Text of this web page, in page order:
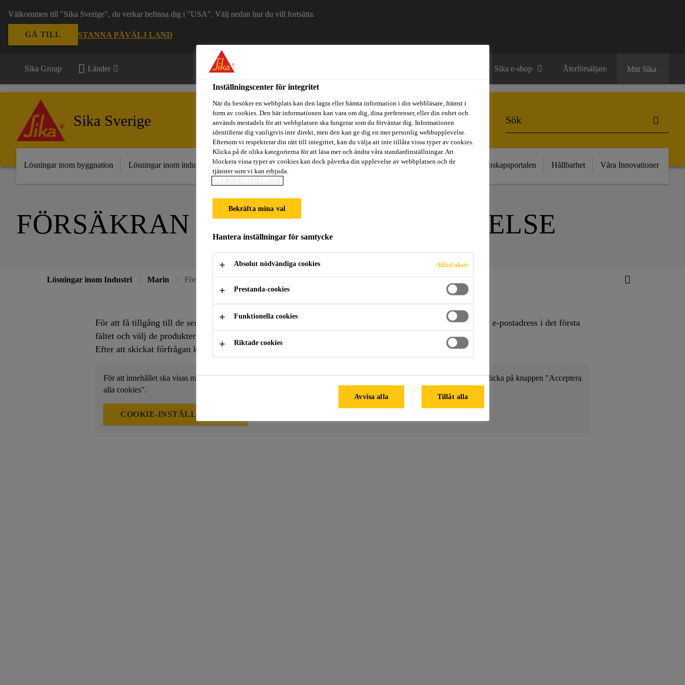
Välkommen till "Sika Sverige", du verkar befinna dig i "USA". Välj nedan hur du vill fortsätta.
GÅ TILL STANNA PÅVÄLJ LAND
Sika Group Länder Sika e-shop Återförsäljare Mitt Sika
Sika Sverige
Lösningar inom byggnation Lösningar inom industri Fritidsbåtar Referenser Teknisk Support Föreskrivare / Arkitekt Kunskapsportalen Hållbarhet Våra Innovationer
FÖRSÄKRAN OM ÖVERENSSTÄMMELSE
Lösningar inom Industri Marin Försäkran om överensstämmelse
För att få tillgång till de senaste giltiga Declaration of Conformance (DoC)-dokumenten vänligen ange din e-postadress i det första
fältet och välj de produkter du behöver dem för (flera produkter kan väljas samtidigt).
Efter att skickat förfrågan kommer dokumenten att skickas till den angivna e-postadressen.
För att innehållet ska visas måste du acceptera alla cookies i cookie-inställningarna och bekräfta ditt val eller genom att klicka på knappen "Acceptera
alla cookies".
COOKIE-INSTÄLLNINGAR
Inställningscenter för integritet
När du besöker en webbplats kan den lagra eller hämta information i din webbläsare, främst i
form av cookies. Den här informationen kan vara om dig, dina preferenser, eller din enhet och
används mestadels för att webbplatsen ska fungerar som du förväntar dig. Informationen
identifierar dig vanligtvis inte direkt, men den kan ge dig en mer personlig webbupplevelse.
Eftersom vi respekterar din rätt till integritet, kan du välja att inte tillåta vissa typer av cookies.
Klicka på de olika kategorierna för att läsa mer och ändra våra standardinställningar. Att
blockera vissa typer av cookies kan dock påverka din upplevelse av webbplatsen och de
tjänster som vi kan erbjuda.
COOKIEMEDDELANDE
Bekräfta mina val
Hantera inställningar för samtycke
Absolut nödvändiga cookies Alltid aktiv
Prestanda-cookies
Funktionella cookies
Riktade cookies
Avvisa alla Tillåt alla